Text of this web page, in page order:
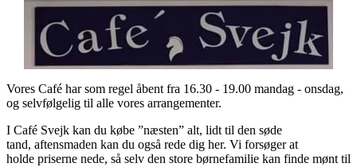
Vores Café har som regel åbent fra 16.30 - 19.00 mandag - onsdag,
og selvfølgelig til alle vores arrangementer.
I Café Svejk kan du købe ”næsten” alt, lidt til den søde
tand, aftensmaden kan du også rede dig her. Vi forsøger at
holde priserne nede, så selv den store børnefamilie kan finde mønt til